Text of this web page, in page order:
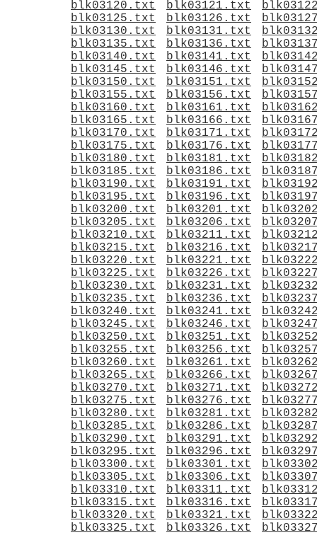
blk03120.txt
blk03121.txt
blk03125.txt
blk03126.txt
blk03130.txt
blk03131.txt
blk03135.txt
blk03136.txt
blk03140.txt
blk03141.txt
blk03145.txt
blk03146.txt
blk03150.txt
blk03151.txt
blk03155.txt
blk03156.txt
blk03160.txt
blk03161.txt
blk03165.txt
blk03166.txt
blk03170.txt
blk03171.txt
blk03175.txt
blk03176.txt
blk03180.txt
blk03181.txt
blk03185.txt
blk03186.txt
blk03190.txt
blk03191.txt
blk03195.txt
blk03196.txt
blk03200.txt
blk03201.txt
blk03205.txt
blk03206.txt
blk03210.txt
blk03211.txt
blk03215.txt
blk03216.txt
blk03220.txt
blk03221.txt
blk03225.txt
blk03226.txt
blk03230.txt
blk03231.txt
blk03235.txt
blk03236.txt
blk03240.txt
blk03241.txt
blk03245.txt
blk03246.txt
blk03250.txt
blk03251.txt
blk03255.txt
blk03256.txt
blk03260.txt
blk03261.txt
blk03265.txt
blk03266.txt
blk03270.txt
blk03271.txt
blk03275.txt
blk03276.txt
blk03280.txt
blk03281.txt
blk03285.txt
blk03286.txt
blk03290.txt
blk03291.txt
blk03295.txt
blk03296.txt
blk03300.txt
blk03301.txt
blk03305.txt
blk03306.txt
blk03310.txt
blk03311.txt
blk03315.txt
blk03316.txt
blk03320.txt
blk03321.txt
blk03325.txt
blk03326.txt